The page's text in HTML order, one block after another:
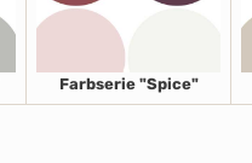
Farbserie "Spice"